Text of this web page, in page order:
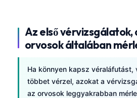
Az első
orvosok általában
Ha könnyen kapsz véraláfutást,
többet vérzel, azokat a
az orvosok leggyakrabban